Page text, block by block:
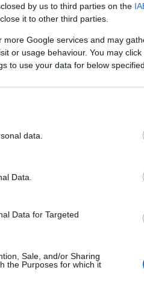
by us to third parties on the
it to other third parties.
Google services and may
or usage behaviour. You may
to use your data for below
data.
Data.
Data for Targeted
Sale, and/or Sharing
the Purposes for which it
Βιομηχανιών
Newsbomb πως «η
πρόβλημα. Μεγάλο
προϊόντα», και συνέχισε
αρχές του 2021».
ενεργειακό κόστος
Αποστολόπουλος,
κόστη, με αποτέλεσμα
βάζουν «λουκέτο» στις